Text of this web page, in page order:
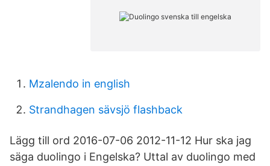
Mzalendo in english
Strandhagen sävsjö flashback
Lägg till ord 2016-07-06 2012-11-12 Hur ska jag
säga duolingo i Engelska? Uttal av duolingo med